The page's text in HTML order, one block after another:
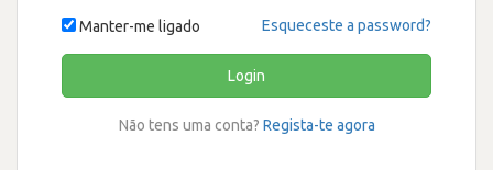
Manter-me ligado Esqueceste a password?
Login
Não tens uma conta? Regista-te agora